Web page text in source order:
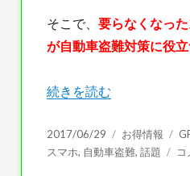
そこで、 要らなくなっ
が自動車盗難対策に役立
“不要になったスマホ・
続きを読む
投
稿
2017/06/29
カ
テ
お得情報
タ
グ
スマホ, 自動車盗難, 話題
不
コ